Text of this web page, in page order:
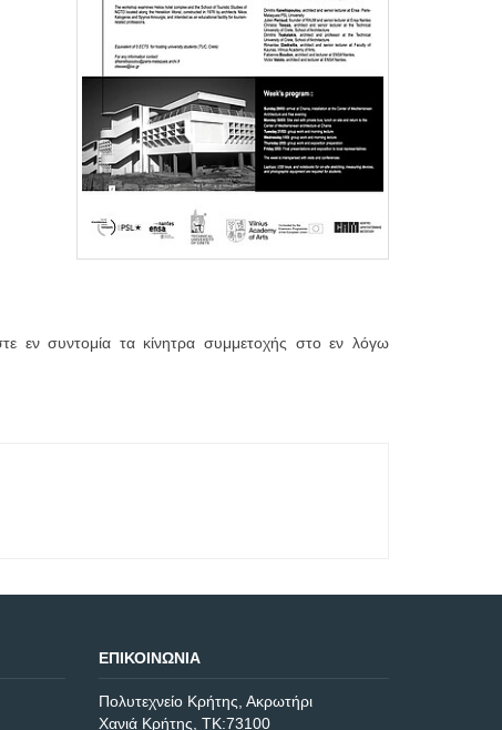
εν συντομία τα κίνητρα συμμετοχής στο εν λόγω
ΕΠΙΚΟΙΝΩΝΊΑ
Πολυτεχνείο Κρήτης, Ακρωτήρι
Χανιά Κρήτης, ΤΚ:73100